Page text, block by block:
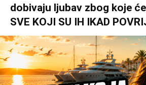
dobivaju ljubav zbog koje
SVE KOJI SU IH IKAD